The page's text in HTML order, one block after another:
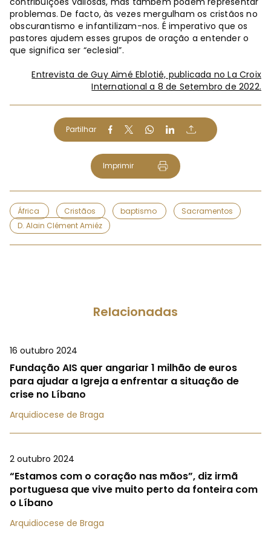
problemas. De facto, às vezes mergulham os cristãos no
obscurantismo e infantilizam-nos. É imperativo que os
pastores ajudem esses grupos de oração a entender o
que significa ser “eclesial”.
Entrevista de Guy Aimé Eblotié, publicada no La Croix
International a 8 de Setembro de 2022.
Partilhar
Imprimir
África Cristãos baptismo
Sacramentos
D. Alain Clément Amiéz
Relacionadas
16 outubro 2024
Fundação AIS quer angariar 1 milhão de euros
para ajudar a Igreja a enfrentar a situação de
crise no Líbano
Arquidiocese de Braga
2 outubro 2024
“Estamos com o coração nas mãos”, diz irmã
portuguesa que vive muito perto da fonteira com
o Líbano
Arquidiocese de Braga